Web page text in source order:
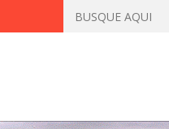
Sobral Homem que